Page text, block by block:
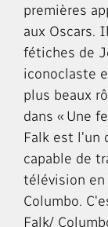
premières
aux Oscars.
fétiches de
iconoclaste
plus beaux
dans « Une
Falk est l'un
capable de
télévision
Columbo.
Falk/